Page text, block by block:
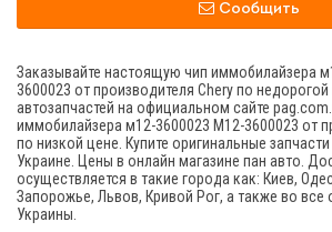
Сообщить
Заказывайте настоящую чип иммобилайзера
3600023 от производителя Chery по недорогой
автозапчастей на официальном сайте
иммобилайзера м12-3600023 M12-3600023 от
по низкой цене. Купите оригинальные
Украине. Цены в онлайн магазине пан авто.
осуществляется в такие города как: Киев,
Запорожье, Львов, Кривой Рог, а также во все
Украины.